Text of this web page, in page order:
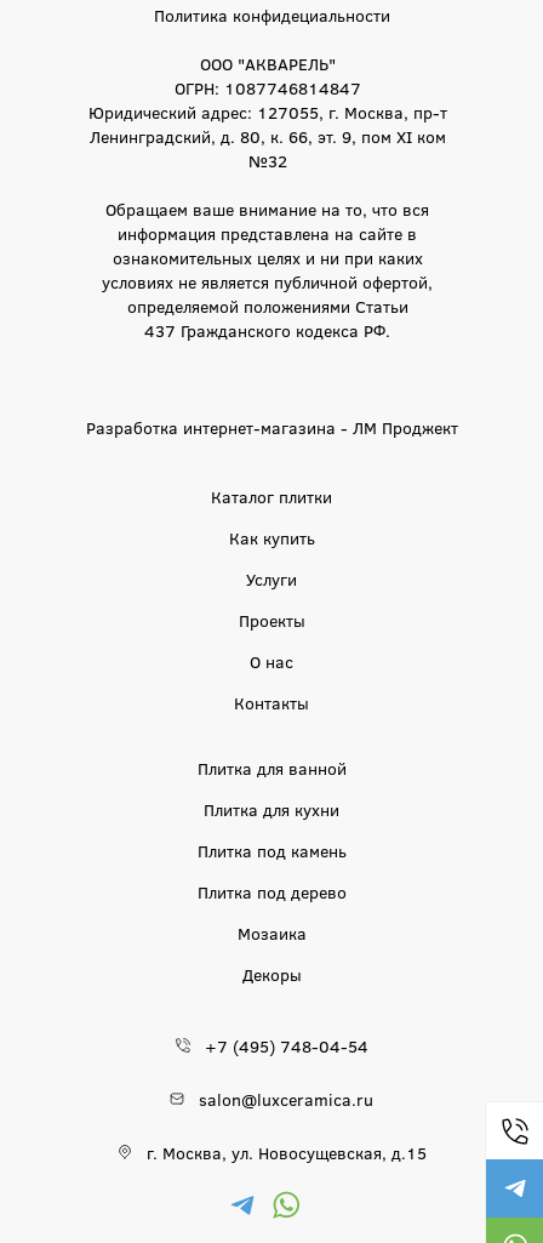
Политика конфидециальности
ООО "АКВАРЕЛЬ"
ОГРН: 1087746814847
Юридический адрес: 127055, г. Москва, пр-т
Ленинградский, д. 80, к. 66, эт. 9, пом XI ком
№32
Обращаем ваше внимание на то, что вся
информация представлена на сайте в
ознакомительных целях и ни при каких
условиях не является публичной офертой,
определяемой положениями Статьи
437 Гражданского кодекса РФ.
Разработка интернет-магазина - ЛМ Проджект
Каталог плитки
Как купить
Услуги
Проекты
О нас
Контакты
Плитка для ванной
Плитка для кухни
Плитка под камень
Плитка под дерево
Мозаика
Декоры
+7 (495) 748-04-54
salon@luxceramica.ru
г. Москва, ул. Новосущевская, д.15